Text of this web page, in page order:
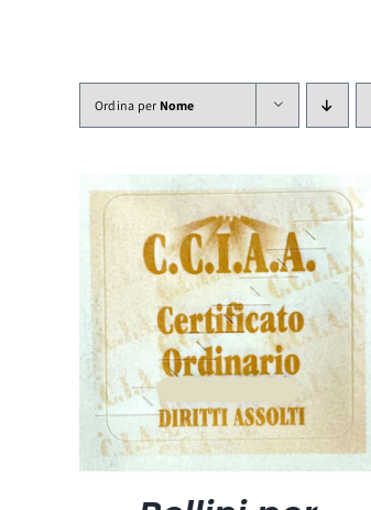
Ordina per Nome